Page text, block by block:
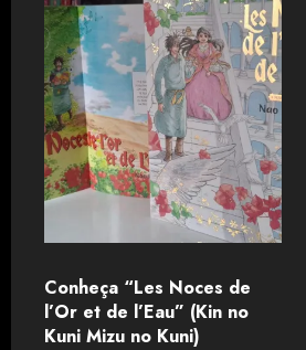
Conheça “Les Noces de
l’Or et de l’Eau” (Kin no
Kuni Mizu no Kuni)